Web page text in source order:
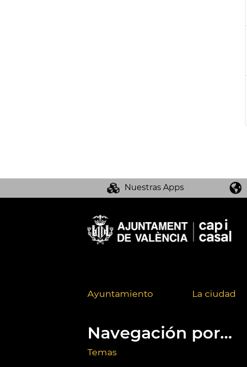
Nuestras Apps
Ayuntamiento La ciudad
Navegación por...
Temas